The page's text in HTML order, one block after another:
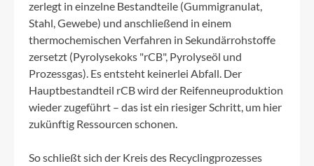
zerlegt in einzelne Bestandteile (Gummigranulat,
Stahl, Gewebe) und anschließend in einem
thermochemischen Verfahren in Sekundärrohstoffe
zersetzt (Pyrolysekoks "rCB", Pyrolyseöl und
Prozessgas). Es entsteht keinerlei Abfall. Der
Hauptbestandteil rCB wird der Reifenneuproduktion
wieder zugeführt – das ist ein riesiger Schritt, um hier
zukünftig Ressourcen schonen.
So schließt sich der Kreis des Recyclingprozesses